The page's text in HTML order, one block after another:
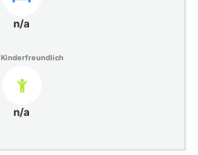
n/a
Kinderfreundlich
n/a